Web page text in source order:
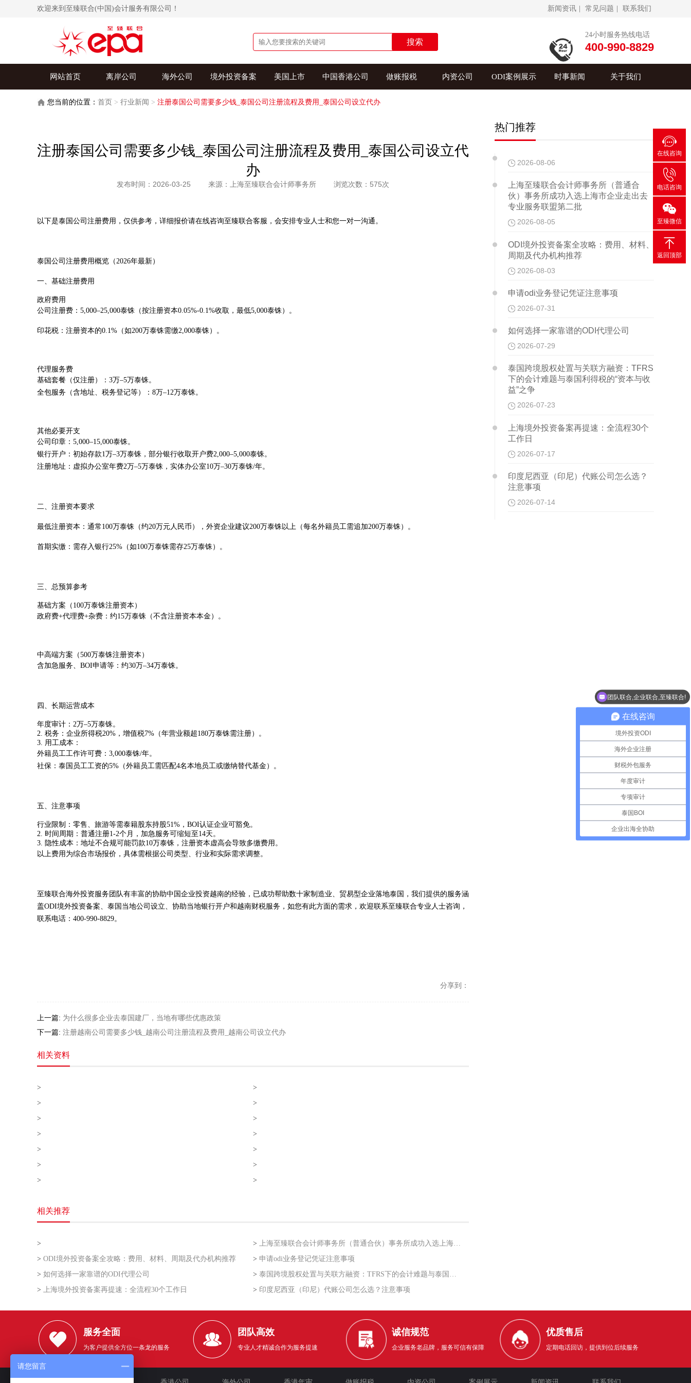
欢迎来到至臻联合(中国)会计服务有限公司！ 新闻资讯 常见问题 联系我们
搜索
24小时服务热线电话
400-990-8829
网站首页 离岸公司 海外公司 境外投资备案 美国上市 中国香港公司 做账报税 内资公司 ODI案例展示 时事新闻 关于我们
您当前的位置： 首页 > 行业新闻 > 注册泰国公司需要多少钱_泰国公司注册流程及费用_泰国公司设立代办
注册泰国公司需要多少钱_泰国公司注册流程及费用_泰国公司设立代
办
发布时间：2026-03-25 来源：上海至臻联合会计师事务所 浏览次数：575次
以下是泰国公司注册费用，仅供参考，详细报价请在线咨询至臻联合客服，会安排专业人士和您一对一沟通。
泰国公司注册费用概览（2026年最新）
一、基础注册费用
政府费用
公司注册费：5,000–25,000泰铢（按注册资本0.05%-0.1%收取，最低5,000泰铢）。
印花税：注册资本的0.1%（如200万泰铢需缴2,000泰铢）。
代理服务费
基础套餐（仅注册）：3万–5万泰铢。
全包服务（含地址、税务登记等）：8万–12万泰铢。
其他必要开支
公司印章：5,000–15,000泰铢。
银行开户：初始存款1万–3万泰铢，部分银行收取开户费2,000–5,000泰铢。
注册地址：虚拟办公室年费2万–5万泰铢，实体办公室10万–30万泰铢/年。
二、注册资本要求
最低注册资本：通常100万泰铢（约20万元人民币），外资企业建议200万泰铢以上（每名外籍员工需追加200万泰铢）。
首期实缴：需存入银行25%（如100万泰铢需存25万泰铢）。
三、总预算参考
基础方案（100万泰铢注册资本）
政府费+代理费+杂费：约15万泰铢（不含注册资本本金）。
中高端方案（500万泰铢注册资本）
含加急服务、BOI申请等：约30万–34万泰铢。
四、长期运营成本
年度审计：2万–5万泰铢。
2. 税务：企业所得税20%，增值税7%（年营业额超180万泰铢需注册）。
3. 用工成本：
外籍员工工作许可费：3,000泰铢/年。
社保：泰国员工工资的5%（外籍员工需匹配4名本地员工或缴纳替代基金）。
五、注意事项
行业限制：零售、旅游等需泰籍股东持股51%，BOI认证企业可豁免。
2. 时间周期：普通注册1-2个月，加急服务可缩短至14天。
3. 隐性成本：地址不合规可能罚款10万泰铢，注册资本虚高会导致多缴费用。
以上费用为综合市场报价，具体需根据公司类型、行业和实际需求调整。
至臻联合海外投资服务团队有丰富的协助中国企业投资越南的经验，已成功帮助数十家制造业、贸易型企业落地泰国，我们提供的服务涵
盖ODI境外投资备案、泰国当地公司设立、协助当地银行开户和越南财税服务，如您有此方面的需求，欢迎联系至臻联合专业人士咨询，
联系电话：400-990-8829。
分享到：
上一篇: 为什么很多企业去泰国建厂，当地有哪些优惠政策
下一篇: 注册越南公司需要多少钱_越南公司注册流程及费用_越南公司设立代办
相关资料
>
>
>
>
>
>
>
>
>
>
>
>
>
>
相关推荐
> > 上海至臻联合会计师事务所（普通合伙）事务所成功入选上海市企业走出去专业服务联盟第二批
> ODI境外投资备案全攻略：费用、材料、周期及代办机构推荐 > 申请odi业务登记凭证注意事项
> 如何选择一家靠谱的ODI代理公司 > 泰国跨境股权处置与关联方融资：TFRS下的会计难题与泰国利得税的“资本与收益”之争
> 上海境外投资备案再提速：全流程30个工作日 > 印度尼西亚（印尼）代账公司怎么选？注意事项
热门推荐
2026-08-06
上海至臻联合会计师事务所（普通合
伙）事务所成功入选上海市企业走出去
专业服务联盟第二批
2026-08-05
ODI境外投资备案全攻略：费用、材料、
周期及代办机构推荐
2026-08-03
申请odi业务登记凭证注意事项
2026-07-31
如何选择一家靠谱的ODI代理公司
2026-07-29
泰国跨境股权处置与关联方融资：TFRS
下的会计难题与泰国利得税的“资本与收
益”之争
2026-07-23
上海境外投资备案再提速：全流程30个
工作日
2026-07-17
印度尼西亚（印尼）代账公司怎么选？
注意事项
2026-07-14
服务全面
为客户提供全方位一条龙的服务
团队高效
专业人才精诚合作为服务提速
诚信规范
企业服务老品牌，服务可信有保障
优质售后
定期电话回访，提供到位后续服务

在线咨询

电话咨询

至臻微信

返回顶部
在线咨询
境外投资ODI
海外企业注册
财税外包服务
年度审计
专项审计
泰国BOI
企业出海全协助
团队联合,企业联合,至臻联合!
请您留言